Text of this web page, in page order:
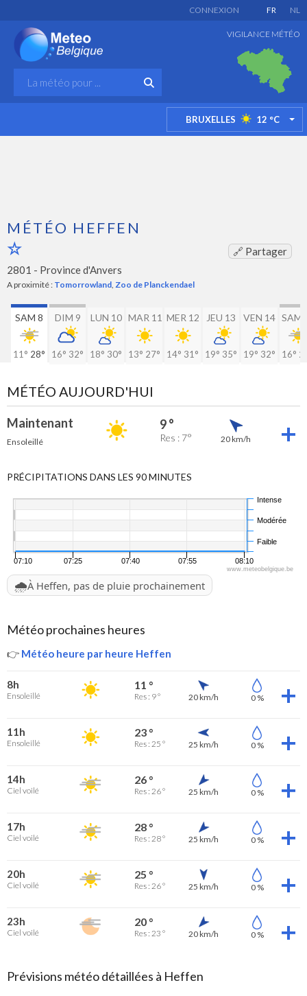
FR NL
CONNEXION
VIGILANCE MÉTÉO
BRUXELLES 12 °C
MÉTÉO HEFFEN
🔗 Partager
2801 - Province d'Anvers
A proximité : Tomorrowland, Zoo de Planckendael
SAM 8
11° 28°
DIM 9
16° 32°
LUN 10
18° 30°
MAR 11
13° 27°
MER 12
14° 31°
JEU 13
19° 35°
VEN 14
19° 32°
SAM
16°
MÉTÉO AUJOURD'HUI
Maintenant
Ensoleillé
9 °
Res : 7° 20 km/h
PRÉCIPITATIONS DANS LES 90 MINUTES
07:10 07:25 07:40 07:55 08:10
Faible
Modérée
Intense
www.meteobelgique.be
🌧️À Heffen, pas de pluie prochainement
Météo prochaines heures
👉 Météo heure par heure Heffen
8h
Ensoleillé
11 °
Res : 9 ° 20 km/h 0 %
11h
Ensoleillé
23 °
Res : 25 ° 25 km/h 0 %
14h
Ciel voilé
26 °
Res : 26 ° 25 km/h 0 %
17h
Ciel voilé
28 °
Res : 28 ° 25 km/h 0 %
20h
Ciel voilé
25 °
Res : 26 ° 25 km/h 0 %
23h
Ciel voilé
20 °
Res : 23 ° 20 km/h 0 %
Prévisions météo détaillées à Heffen